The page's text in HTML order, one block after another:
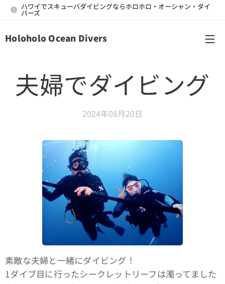
ハワイでスキューバダイビングならホロホロ・オーシャン・ダイ
バーズ
Holoholo Ocean Divers
夫婦でダイビング
2024年08月20日
素敵な夫婦と一緒にダイビング！
1ダイブ目に行ったシークレットリーフは濁ってました